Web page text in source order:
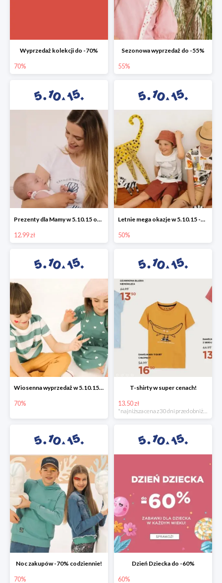
Wyprzedaż kolekcji do -70%
70%
Sezonowa wyprzedaż do -55%
55%
Prezenty dla Mamy w 5.10.15 od 12,99 zł
12.99 zł
Letnie mega okazje w 5.10.15 -50%
50%
Wiosenna wyprzedaż w 5.10.15 -70%
70%
T-shirty w super cenach!
13.50 zł
*najniższa cena z 30 dni przed obniżką
Noc zakupów -70% codziennie!
70%
Dzień Dziecka do -60%
60%